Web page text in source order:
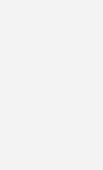
langfristig unsicher
klimaneutral
Rica gestartet
sein